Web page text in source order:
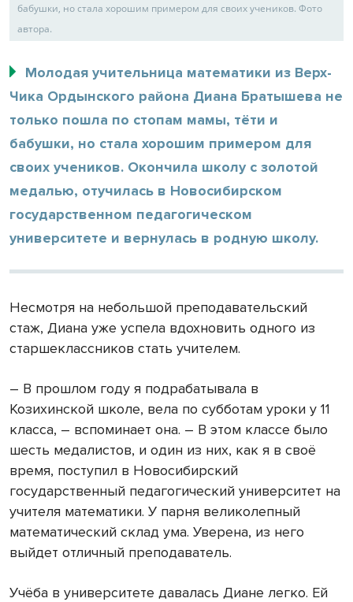
бабушки, но стала хорошим примером для своих учеников. Фото
автора.
Молодая учительница математики из Верх-
Чика Ордынского района Диана Братышева не
только пошла по стопам мамы, тёти и
бабушки, но стала хорошим примером для
своих учеников. Окончила школу с золотой
медалью, отучилась в Новосибирском
государственном педагогическом
университете и вернулась в родную школу.
Несмотря на небольшой преподавательский
стаж, Диана уже успела вдохновить одного из
старшеклассников стать учителем.
– В прошлом году я подрабатывала в
Козихинской школе, вела по субботам уроки у 11
класса, – вспоминает она. – В этом классе было
шесть медалистов, и один из них, как я в своё
время, поступил в Новосибирский
государственный педагогический университет на
учителя математики. У парня великолепный
математический склад ума. Уверена, из него
выйдет отличный преподаватель.
Учёба в университете давалась Диане легко. Ей